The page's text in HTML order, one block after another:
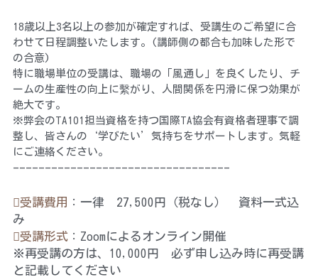
18歳以上3名以上の参加が確定すれば、受講生のご希望に合
わせて日程調整いたします。(講師側の都合も加味した形で
の合意)
特に職場単位の受講は、職場の「風通し」を良くしたり、チ
ームの生産性の向上に繫がり、人間関係を円滑に保つ効果が
絶大です。
※弊会のTA101担当資格を持つ国際TA協会有資格者理事で調
整し、皆さんの‘学びたい’気持ちをサポートします。気軽
にご連絡ください。
----------------------------------
受講費用 ：一律　27,500円（税なし）　資料一式込
み
受講形式 ：Zoomによるオンライン開催
※再受講の方は、10,000円　必ず申し込み時に再受講
と記載してください